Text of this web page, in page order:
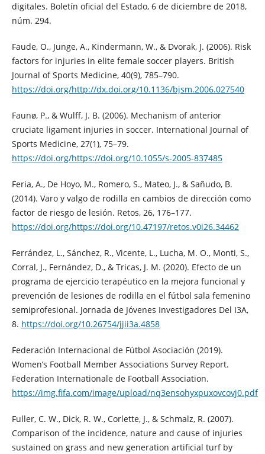
digitales. Boletín oficial del Estado, 6 de diciembre de 2018,
núm. 294.
Faude, O., Junge, A., Kindermann, W., & Dvorak, J. (2006). Risk
factors for injuries in elite female soccer players. British
Journal of Sports Medicine, 40(9), 785–790.
https://doi.org/http://dx.doi.org/10.1136/bjsm.2006.027540
Faunø, P., & Wulff, J. B. (2006). Mechanism of anterior
cruciate ligament injuries in soccer. International Journal of
Sports Medicine, 27(1), 75–79.
https://doi.org/https://doi.org/10.1055/s-2005-837485
Feria, A., De Hoyo, M., Romero, S., Mateo, J., & Sañudo, B.
(2014). Varo y valgo de rodilla en cambios de dirección como
factor de riesgo de lesión. Retos, 26, 176–177.
https://doi.org/https://doi.org/10.47197/retos.v0i26.34462
Ferrández, L., Sánchez, R., Vicente, L., Lucha, M. O., Monti, S.,
Corral, J., Fernández, D., & Tricas, J. M. (2020). Efecto de un
programa de ejercicio terapéutico en la mejora funcional y
prevención de lesiones de rodilla en el fútbol sala femenino
semiprofesional. Jornada de Jóvenes Investigadores Del I3A,
8. https://doi.org/10.26754/jjii3a.4858
Federación Internacional de Fútbol Asociación (2019).
Women’s Football Member Associations Survey Report.
Federation Internationale de Football Association.
https://img.fifa.com/image/upload/nq3ensohyxpuxovcovj0.pdf
Fuller, C. W., Dick, R. W., Corlette, J., & Schmalz, R. (2007).
Comparison of the incidence, nature and cause of injuries
sustained on grass and new generation artificial turf by